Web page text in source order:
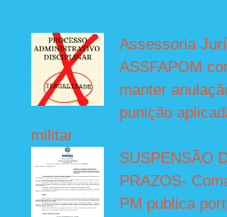
Assessoria
ASSFAPOM
manter
punição
militar
SUSPENSÃO
PRAZOS-
PM publica